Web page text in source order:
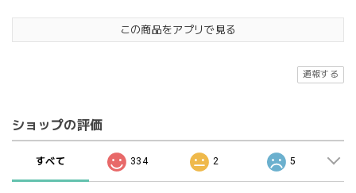
この商品をアプリで見る
通報する
ショップの評価
すべて 334 2 5